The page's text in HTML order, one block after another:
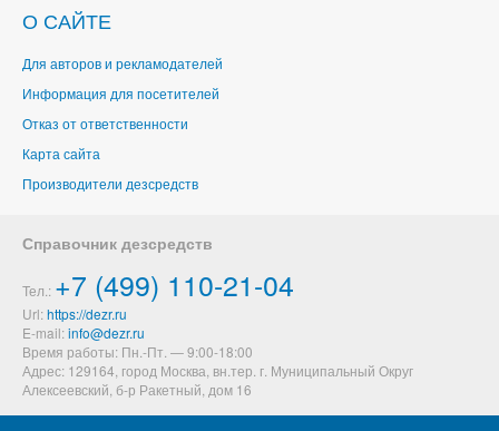
О САЙТЕ
Для авторов и рекламодателей
Информация для посетителей
Отказ от ответственности
Карта сайта
Производители дезсредств
Справочник дезсредств
Тел.: +7 (499) 110-21-04
Url: https://dezr.ru
E-mail:
Время работы: Пн.-Пт. — 9:00-18:00
Адрес: 129164, город Москва, вн.тер. г. Муниципальный Округ
Алексеевский б-р Ракетный, дом 16